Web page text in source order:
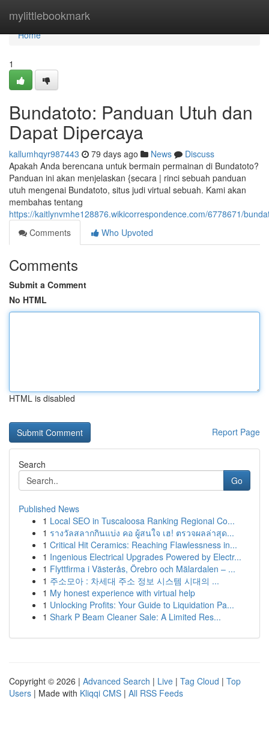
mylittlebookmark
Home
Home
1
Bundatoto: Panduan Utuh dan
Dapat Dipercaya
kallumhqyr987443 79 days ago News
Discuss
Apakah Anda berencana untuk bermain permainan di Bundatoto?
Panduan ini akan menjelaskan {secara | rinci sebuah panduan
utuh mengenai Bundatoto, situs judi virtual sebuah. Kami akan
membahas tentang
https://kaitlynvmhe128876.wikicorrespondence.com/6778671/
Comments
Who Upvoted
Comments
Submit a Comment
No HTML
HTML is disabled
Report Page
Search
Go
Published News
1 Local SEO in Tuscaloosa Ranking Regional Co...
1 รางวัลสลากกินแบ่ง คอ ผู้สนใจ เฮ! ตรวจผลล่าสุด...
1 Critical Hit Ceramics: Reaching Flawlessness in...
1 Ingenious Electrical Upgrades Powered by Electr...
1 Flyttfirma i Västerås, Örebro och Mälardalen – ...
1 주소모아 : 차세대 주소 정보 시스템 시대의 ...
1 My honest experience with virtual help
1 Unlocking Profits: Your Guide to Liquidation Pa...
1 Shark P Beam Cleaner Sale: A Limited Res...
Copyright © 2026 | Advanced Search | Live | Tag Cloud | Top
Users | Made with Kliqqi CMS | All RSS Feeds